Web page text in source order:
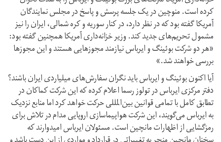
کرده است. منوچین در یک جلسه پرسش و پاسخ در مجلس نمایندگان
آمریکا گفته بود که در نظر دارد، در کنار سوریه و کره شمالی، ایران را نیز
مشمول تحریم‌های جدید کند. وزیر خزانه‌داری آمریکا همچنین گفته بود:
«هر دو شرکت بوئینگ و ایرباس نیازمند مجوزهایی هستند و این مجوزها
بررسی خواهند شد.»
آیا اکنون بوئینگ و ایرباس باید نگران سفارش‌های میلیاردی ایران باشند؟
دفتر مرکزی ایرباس در تولوز رسما اعلام کرده که این شرکت کماکان در
تطابق کامل با تمامی قوانین بین‌المللی حرکت خواهد کرد اما منابع نزدیک
به ایرباس می‌گویند، این شرکت هواپیماسازی اروپایی مدام در تلاش برای
رمزگشایی از اظهارات مانچین است. مسئولان ایرباس امیدوارند که